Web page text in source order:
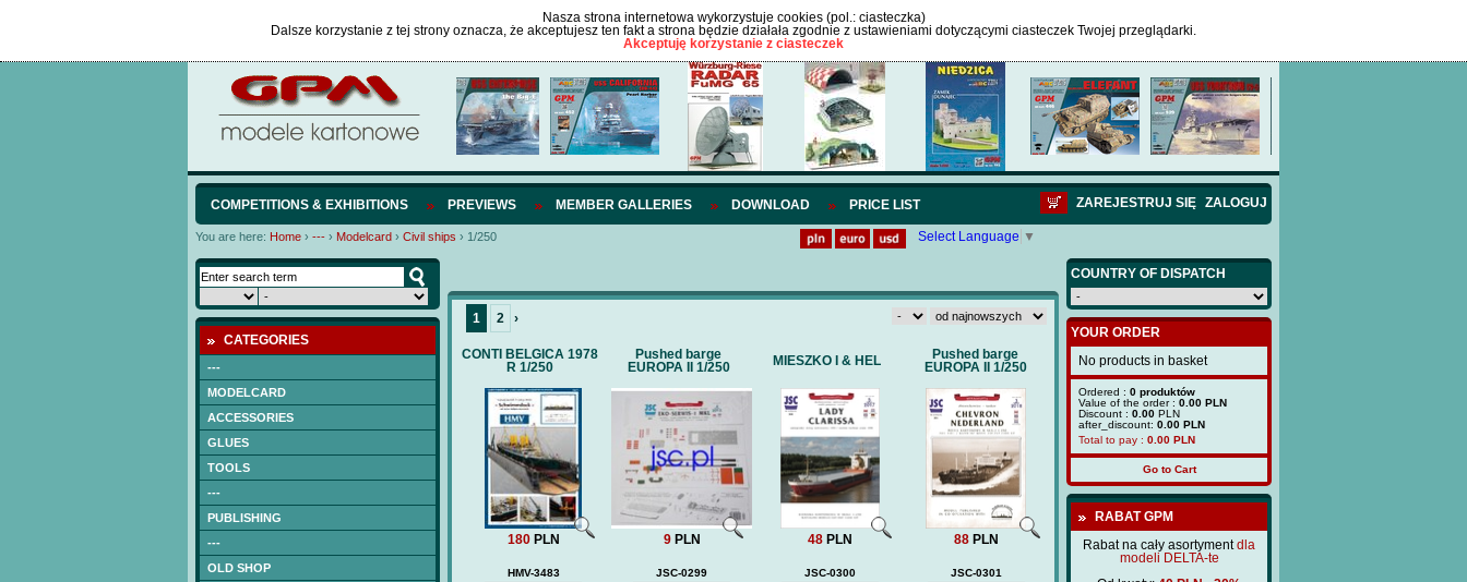
Nasza strona internetowa wykorzystuje cookies (pol.: ciasteczka)
Dalsze korzystanie z tej strony oznacza, że akceptujesz ten fakt a strona będzie działała zgodnie z ustawieniami dotyczącymi ciasteczek Twojej przeglądarki.
Akceptuję korzystanie z ciasteczek
COMPETITIONS & EXHIBITIONS PREVIEWS MEMBER GALLERIES DOWNLOAD PRICE LIST ZALOGUJ
ZAREJESTRUJ SIĘ
You are here: Home › --- › Modelcard › Civil ships › 1/250 Select Language ▼
CATEGORIES
---
MODELCARD
ACCESSORIES
GLUES
TOOLS
---
PUBLISHING
---
OLD SHOP
1 2 ›
CONTI BELGICA 1978
R 1/250
180PLN
HMV-3483
Pushed barge
EUROPA II 1/250
9PLN
JSC-0299
MIESZKO I & HEL
48 PLN
JSC-0300
Pushed barge
EUROPA II 1/250
88PLN
JSC-0301
COUNTRY OF DISPATCH
YOUR ORDER
No products in basket
Ordered : 0 produktów
Value of the order : 0.00 PLN
Discount : 0.00 PLN
after_discount: 0.00 PLN
Total to pay : 0.00 PLN
Go to Cart
RABAT GPM
Rabat na cały asortymentdla
modeli DELTA-te